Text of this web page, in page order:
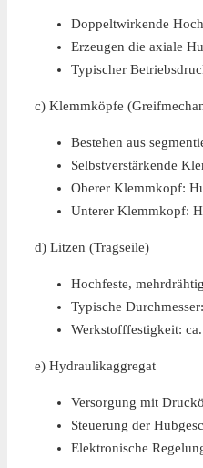
Doppeltwirkende
Erzeugen die axiale
Typischer
c) Klemmköpfe
Bestehen aus
Selbstverstärkende
Oberer Klemmkopf:
Unterer Klemmkopf:
d) Litzen (Tragseile)
Hochfeste,
Typische
Werkstofffestigkeit:
e) Hydraulikaggregat
Versorgung mit
Steuerung der
Elektronische